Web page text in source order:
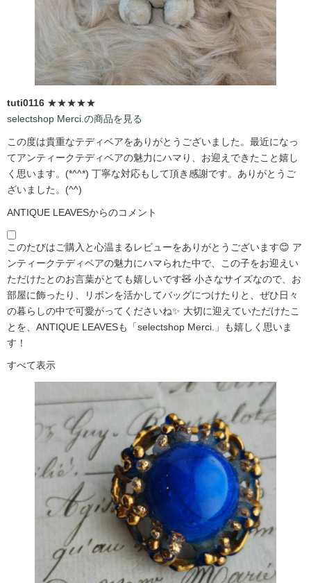
tuti0116 ★★★★★
selectshop Merci.の商品を見る
この度は貴重なテディベアをありがとうございました。最近になっ
てアンティークテディベアの魅力にハマり、お迎えできたこと嬉し
く思います。(*^^*) 丁寧な対応もして頂き感謝です。ありがとうご
ざいました。(^^)
ANTIQUE LEAVESからのコメント
このたびはご購入と心温まるレビューをありがとうございます😊 ア
ンティークテディベアの魅力にハマられた中で、この子をお迎えい
ただけたとのお言葉がとても嬉しいです🧸 小さなサイズなので、お
部屋に飾ったり、リボンを活かしてバッグにつけたりと、ぜひ日々
の暮らしの中で可愛がってくださいね✨ 大切に迎えていただけたこ
とを、ANTIQUE LEAVESも「selectshop Merci.」も嬉しく思いま
す！
すべて表示